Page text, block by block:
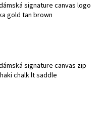
signature canvas logo
gold tan brown
signature canvas zip
chalk lt saddle